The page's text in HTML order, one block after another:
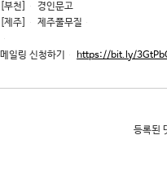
자
[부천] 경인문고
[제주] 제주풀무질
메일링 신청하기 https://bit.ly/
등록된